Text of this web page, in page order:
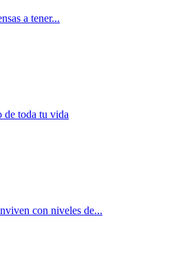
a tener...
de toda tu vida
con niveles de...